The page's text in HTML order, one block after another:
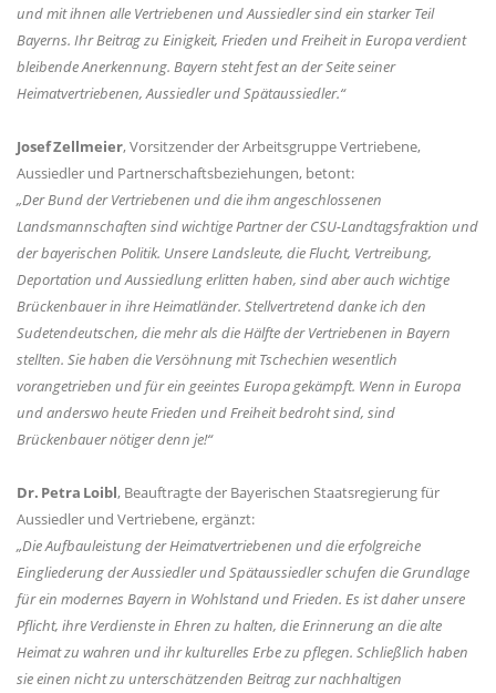
und mit ihnen alle Vertriebenen und Aussiedler sind ein starker Teil
Bayerns. Ihr Beitrag zu Einigkeit, Frieden und Freiheit in Europa verdient
bleibende Anerkennung. Bayern steht fest an der Seite seiner
Heimatvertriebenen, Aussiedler und Spätaussiedler.“
Josef Zellmeier, Vorsitzender der Arbeitsgruppe Vertriebene,
Aussiedler und Partnerschaftsbeziehungen, betont:
Der Bund der Vertriebenen und die ihm angeschlossenen
Landsmannschaften sind wichtige Partner der CSU-Landtagsfraktion und
der bayerischen Politik. Unsere Landsleute, die Flucht, Vertreibung,
Deportation und Aussiedlung erlitten haben, sind aber auch wichtige
Brückenbauer in ihre Heimatländer. Stellvertretend danke ich den
Sudetendeutschen, die mehr als die Hälfte der Vertriebenen in Bayern
stellten. Sie haben die Versöhnung mit Tschechien wesentlich
vorangetrieben und für ein geeintes Europa gekämpft. Wenn in Europa
und anderswo heute Frieden und Freiheit bedroht sind, sind
Brückenbauer nötiger denn je!“
Dr. Petra Loibl, Beauftragte der Bayerischen Staatsregierung für
Aussiedler und Vertriebene, ergänzt:
Die Aufbauleistung der Heimatvertriebenen und die erfolgreiche
Eingliederung der Aussiedler und Spätaussiedler schufen die Grundlage
für ein modernes Bayern in Wohlstand und Frieden. Es ist daher unsere
Pflicht, ihre Verdienste in Ehren zu halten, die Erinnerung an die alte
Heimat zu wahren und ihr kulturelles Erbe zu pflegen. Schließlich haben
sie einen nicht zu unterschätzenden Beitrag zur nachhaltigen